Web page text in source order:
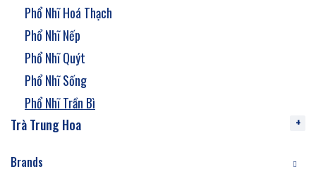
Phổ Nhĩ Hoá Thạch
Phổ Nhĩ Nếp
Phổ Nhĩ Quýt
Phổ Nhĩ Sống
Phổ Nhĩ Trần Bì
Trà Trung Hoa
Brands